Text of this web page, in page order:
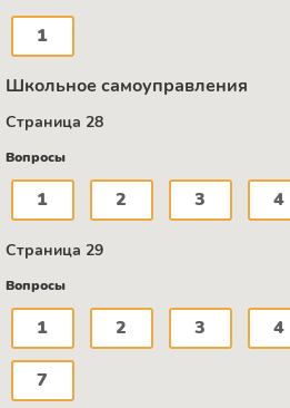
1
Школьное самоуправления
Страница 28
Вопросы
1 2 3 4
Страница 29
Вопросы
1 2 3 4
7